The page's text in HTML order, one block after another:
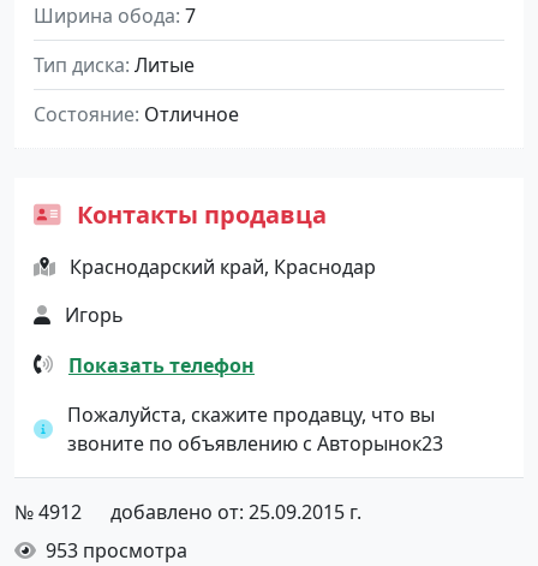
Ширина обода 7
Тип диска Литые
Состояние Отличное
Контакты продавца
Краснодарский край, Краснодар
Игорь
Показать телефон
Пожалуйста, скажите продавцу, что вы
звоните по объявлению с Авторынок23
№ 4912
добавлено от: 25.09.2015 г.
953 просмотра